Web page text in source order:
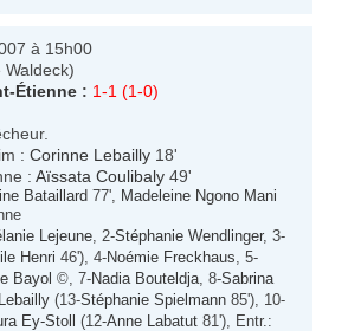
à 15h00
Étienne : 1-1 (1-0)
: Corinne Lebailly 18'
: Aïssata Coulibaly 49'
Bataillard 77',
Madeleine Ngono Mani
Lejeune , 2-Stéphanie Wendlinger, 3-
Henri 46'), 4-Noémie Freckhaus , 5-
Bayol ©, 7-Nadia Bouteldja , 8-Sabrina
(13-Stéphanie Spielmann 85'), 10-
Ey-Stoll (12-Anne Labatut 81'), Entr.: